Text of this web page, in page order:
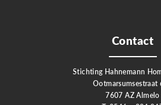
Contact
Stichting Hahnemann
Ootmarsumsestraat
7607 AZ Almelo